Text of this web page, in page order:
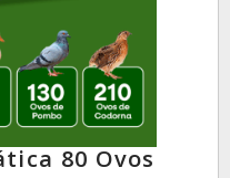
80 Ovos